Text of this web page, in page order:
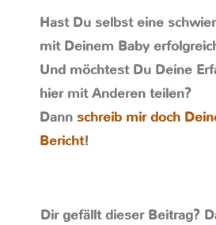
Hast Du selbst eine
mit Deinem Baby
Und möchtest Du Deine
hier mit Anderen teilen?
Dann schreib mir doch
Bericht!
Dir gefällt dieser Beitrag?